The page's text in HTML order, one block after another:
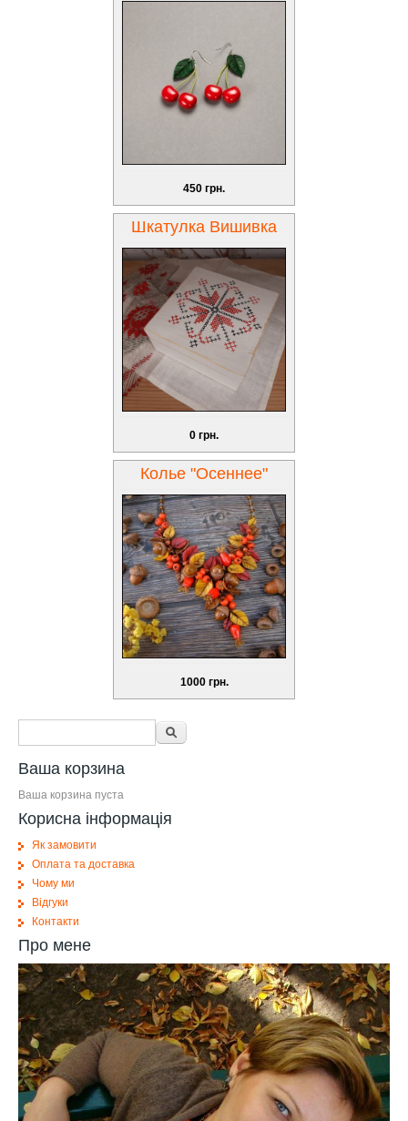
450 грн.
Шкатулка Вишивка
0 грн.
Колье "Осеннее"
1000 грн.
Форма поиска
Ваша корзина
Ваша корзина пуста
Корисна інформація
Як замовити
Оплата та доставка
Чому ми
Відгуки
Контакти
Про мене